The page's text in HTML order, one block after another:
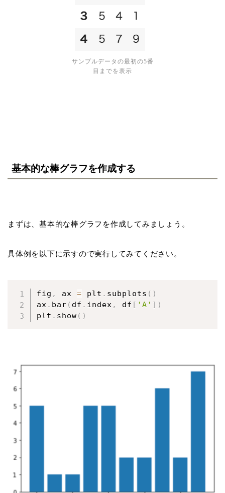
サンプルデータの最初の5番
目までを表示
基本的な棒グラフを作成する
まずは、基本的な棒グラフを作成してみましょう。
具体例を以下に示すので実行してみてください。
fig , ax = plt . subplots ( )
ax . bar ( df . index , df [ 'A' ] )
plt . show ( )